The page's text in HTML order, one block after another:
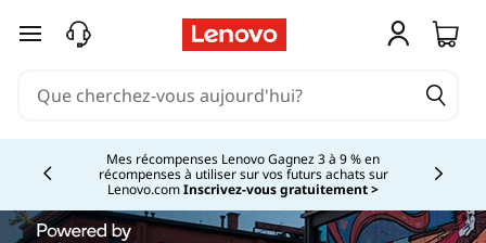
passer au contenu principal
Mes récompenses Lenovo Gagnez 3 à 9 % en
récompenses à utiliser sur vos futurs achats sur
Lenovo.comInscrivez-vous gratuitement >
Currently displaying item 2 of